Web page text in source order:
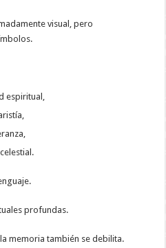
visual, pero
espiritual,
profundas.
memoria también se debilita.